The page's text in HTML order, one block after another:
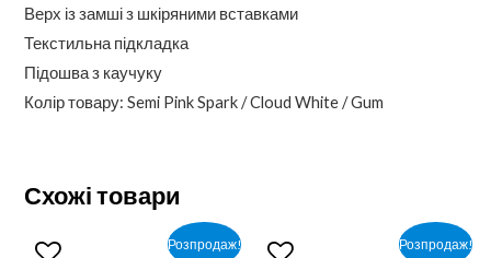
Верх із замші з шкіряними вставками
Текстильна підкладка
Підошва з каучуку
Колір товару: Semi Pink Spark / Cloud White / Gum
Схожі товари
Розпродаж! Розпродаж!